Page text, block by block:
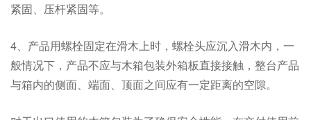
紧固、压杆紧固等。
4、产品用螺栓固定在滑木上时，螺栓头应沉入滑木内，一
般情况下，产品不应与木箱包装外箱板直接接触，整台产品
与箱内的侧面、端面、顶面之间应有一定距离的空隙。